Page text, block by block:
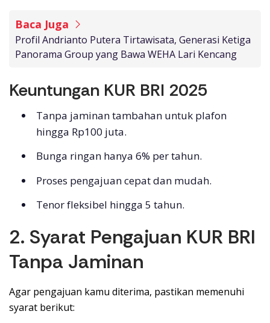
Baca Juga
Profil Andrianto Putera Tirtawisata, Generasi Ketiga
Panorama Group yang Bawa WEHA Lari Kencang
Keuntungan KUR BRI 2025
Tanpa jaminan tambahan untuk plafon
hingga Rp100 juta.
Bunga ringan hanya 6% per tahun.
Proses pengajuan cepat dan mudah.
Tenor fleksibel hingga 5 tahun.
2. Syarat Pengajuan KUR BRI
Tanpa Jaminan
Agar pengajuan kamu diterima, pastikan memenuhi
syarat berikut: